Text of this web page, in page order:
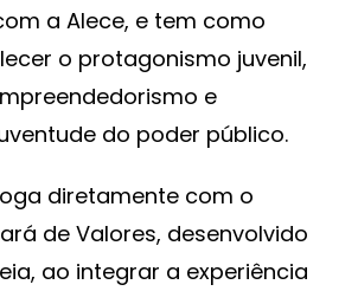
a Alece, e tem como
o protagonismo juvenil,
e
do poder público.
diretamente com o
de Valores, desenvolvido
ao integrar a experiência